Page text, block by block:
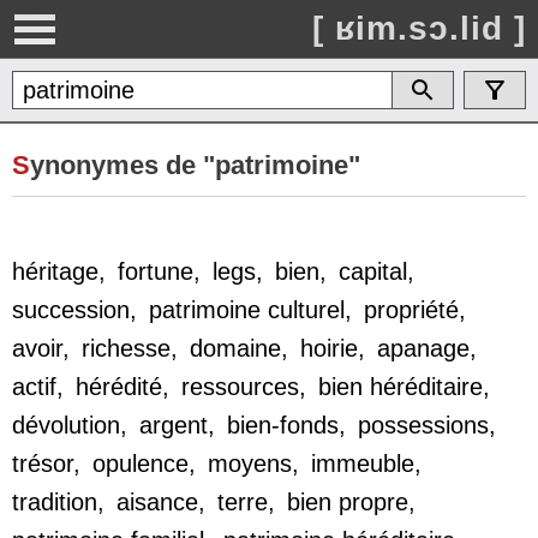
[ ʁim.sɔ.lid ]
Synonymes de "patrimoine"
héritage, fortune, legs, bien, capital,
succession, patrimoine culturel, propriété,
avoir, richesse, domaine, hoirie, apanage,
actif, hérédité, ressources, bien héréditaire,
dévolution, argent, bien-fonds, possessions,
trésor, opulence, moyens, immeuble,
tradition, aisance, terre, bien propre,